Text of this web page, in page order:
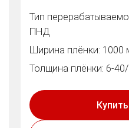
Тип
ПНД
Ширина плёнки: 1000
Толщина плёнки: 6-